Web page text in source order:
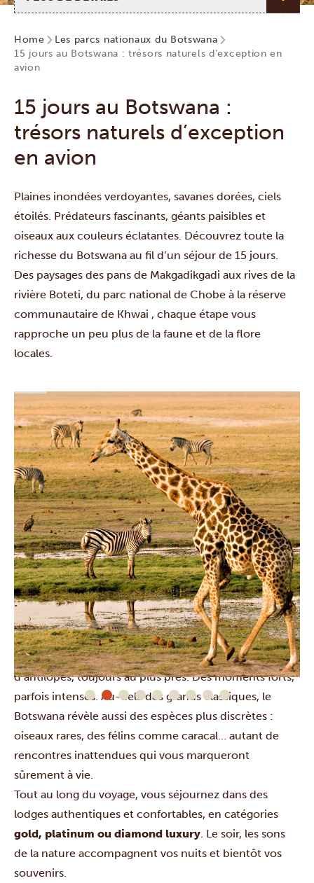
Home
Les parcs nationaux du Botswana
15 jours au Botswana : trésors naturels d’exception en
avion
15 jours au Botswana :
trésors naturels d’exception
en avion
Plaines inondées verdoyantes, savanes dorées, ciels
étoilés. Prédateurs fascinants, géants paisibles et
oiseaux aux couleurs éclatantes. Découvrez toute la
richesse du Botswana au fil d’un séjour de 15 jours.
Des paysages des pans de Makgadikgadi aux rives de la
rivière Boteti, du parc national de Chobe à la réserve
communautaire de Khwai , chaque étape vous
rapproche un peu plus de la faune et de la flore
locales.
En 4×4, en mokoro ou à pied, vous explorez une
nature encore intacte. Vous observez les Big Five, mais
aussi girafes, zèbres et nombreuses espèces
d’antilopes, toujours au plus près. Des moments forts,
parfois intenses. Au-delà des grands classiques, le
Botswana révèle aussi des espèces plus discrètes :
oiseaux rares, des félins comme caracal… autant de
rencontres inattendues qui vous marqueront
sûrement à vie.
Tout au long du voyage, vous séjournez dans des
lodges authentiques et confortables, en catégories
gold, platinum ou diamond luxury . Le soir, les sons
de la nature accompagnent vos nuits et bientôt vos
souvenirs.